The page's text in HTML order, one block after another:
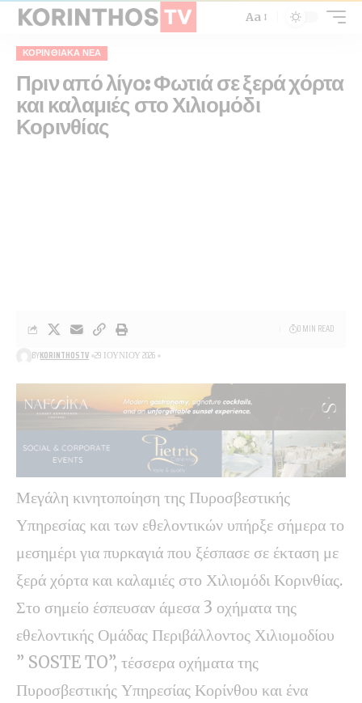
Aa
ΚΟΡΙΝΘΙΑΚΆ ΝΈΑ
Πριν από λίγο: Φωτιά σε ξερά χόρτα
και καλαμιές στο Χιλιομόδι
Κορινθίας
BYKORINTHOSTV 29 ΙΟΥΝΊΟΥ 2026
0 MIN READ
Μεγάλη κινητοποίηση της Πυροσβεστικής
Υπηρεσίας και των εθελοντικών υπήρξε σήμερα το
μεσημέρι για πυρκαγιά που ξέσπασε σε έκταση με
ξερά χόρτα και καλαμιές στο Χιλιομόδι Κορινθίας.
Στο σημείο έσπευσαν άμεσα 3 οχήματα της
εθελοντικής Ομάδας Περιβάλλοντος Χιλιομοδίου
” SOSTE TO”, τέσσερα οχήματα της
Πυροσβεστικής Υπηρεσίας Κορίνθου και ένα